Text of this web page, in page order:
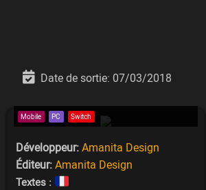
Date de sortie: 07/03/2018
Mobile PC Switch
Développeur:Amanita Design
Éditeur:Amanita Design
Textes :